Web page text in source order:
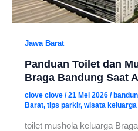
Jawa Barat
Panduan Toilet dan
Braga Bandung Saat
clove clove /21 Mei 2026 /
Barat, tips parkir, wisata keluarga
toilet mushola keluarga